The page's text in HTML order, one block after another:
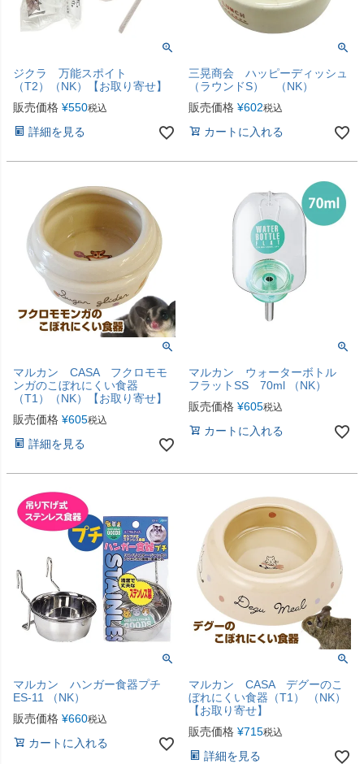
ジクラ 万能スポイト
（T2）（NK）【お取り寄せ】
販売価格 ¥550税込
詳細を見る
三晃商会 ハッピーディッシュ
（ラウンドS） （NK）
販売価格 ¥602税込
カートに入れる
マルカン CASA フクロモモ
ンガのこぼれにくい食器
（T1）（NK）【お取り寄せ】
販売価格 ¥605税込
詳細を見る
マルカン ウォーターボトル
フラットSS 70ml （NK）
販売価格 ¥605税込
カートに入れる
マルカン ハンガー食器プチ
ES-11 （NK）
販売価格 ¥660税込
カートに入れる
マルカン CASA デグーのこ
ぼれにくい食器（T1） （NK）
【お取り寄せ】
販売価格 ¥715税込
詳細を見る